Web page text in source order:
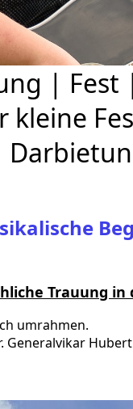
| Fest |
kleine
Trauung
umrahmen.
Generalvikar